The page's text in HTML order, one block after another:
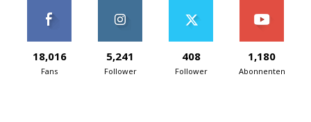
18,016
Fans
5,241
Follower
408
Follower
1,180
Abonnenten